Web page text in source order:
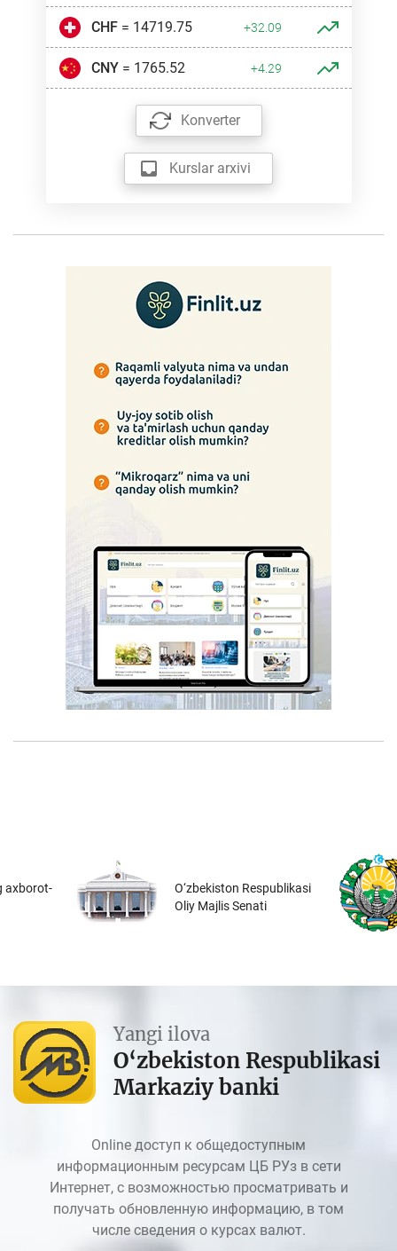
CHF= 14719.75 +32.09
CNY= 1765.52 +4.29
Konverter
Kurslar arxivi
axborot-
O‘zbekiston Respublikasi
Oliy Majlis Senati
Yangi ilova
O‘zbekiston Respublikasi
Markaziy banki
Online доступ к общедоступным
информационным ресурсам ЦБ РУз в сети
Интернет, с возможностью просматривать и
получать обновленную информацию, в том
числе сведения о курсах валют.